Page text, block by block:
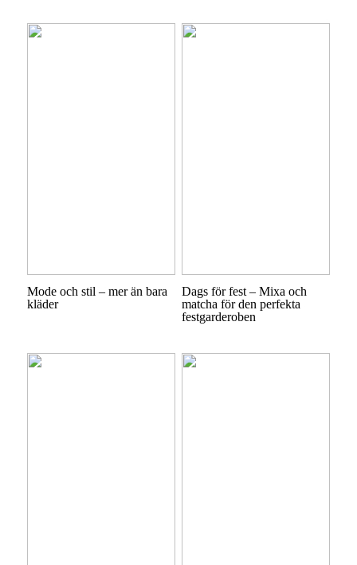
Mode och stil – mer än bara
kläder
Dags för fest – Mixa och
matcha för den perfekta
festgarderoben